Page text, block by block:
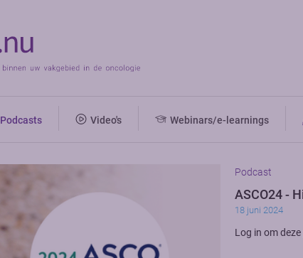
Podcasts Video's Webinars/e-learnings
Podcast
ASCO24 -
18 juni 2024
Log in om